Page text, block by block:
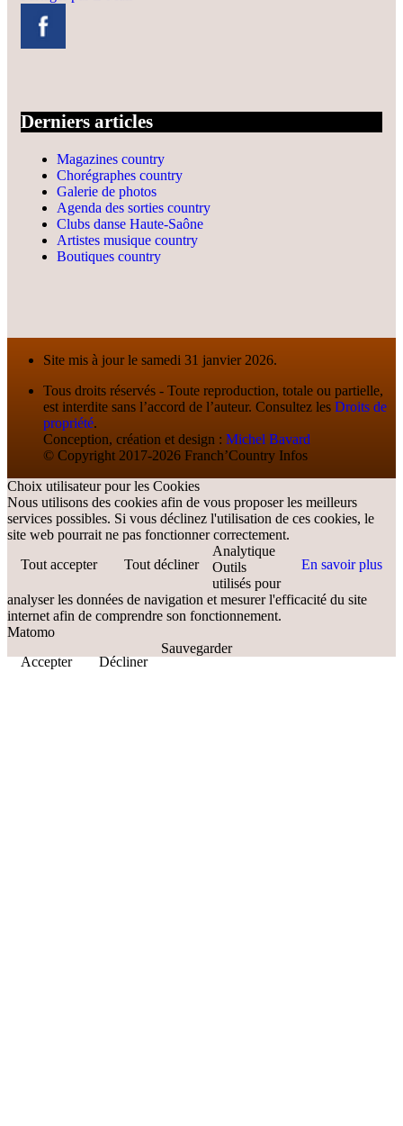
Derniers articles
Magazines country
Chorégraphes country
Galerie de photos
Agenda des sorties country
Clubs danse Haute-Saône
Artistes musique country
Boutiques country
Site mis à jour le samedi 31 janvier 2026.
Tous droits réservés - Toute reproduction, totale ou partielle,
est interdite sans l’accord de l’auteur. Consultez les Droits de
propriété.
Conception, création et design : Michel Bavard
© Copyright 2017-2026 Franch’Country Infos
Choix utilisateur pour les Cookies
Nous utilisons des cookies afin de vous proposer les meilleurs
services possibles. Si vous déclinez l'utilisation de ces cookies, le
site web pourrait ne pas fonctionner correctement.
Tout accepter
Tout décliner En savoir plus
Analytique
Outils
utilisés pour
analyser les données de navigation et mesurer l'efficacité du site
internet afin de comprendre son fonctionnement.
Matomo
Accepter
Décliner
Sauvegarder